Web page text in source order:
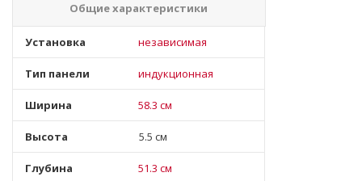
Общие характеристики
Установка независимая
Тип панели индукционная
Ширина 58.3 см
Высота 5.5 см
Глубина 51.3 см